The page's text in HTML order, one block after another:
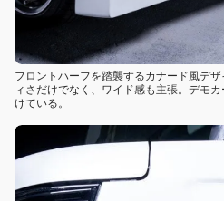
フロントハーフを踏襲するカナード風デ
ィさだけでなく、ワイド感も主張。デモ
けている。